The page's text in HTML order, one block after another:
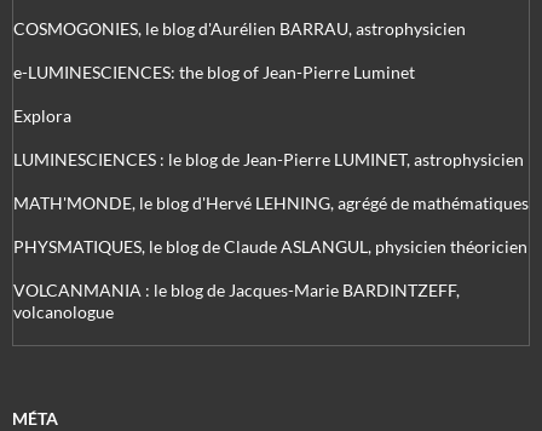
COSMOGONIES, le blog d'Aurélien BARRAU, astrophysicien
e-LUMINESCIENCES: the blog of Jean-Pierre Luminet
Explora
LUMINESCIENCES : le blog de Jean-Pierre LUMINET, astrophysicien
MATH'MONDE, le blog d'Hervé LEHNING, agrégé de mathématiques
PHYSMATIQUES, le blog de Claude ASLANGUL, physicien théoricien
VOLCANMANIA : le blog de Jacques-Marie BARDINTZEFF,
volcanologue
MÉTA